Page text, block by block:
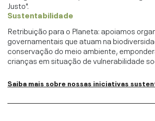
Justo".
Sustentabilidade
Retribuição para o Planeta: apoiamos
governamentais que atuam na
conservação do meio ambiente,
crianças em situação de vulnerabilidade
Saiba mais sobre nossas iniciativas